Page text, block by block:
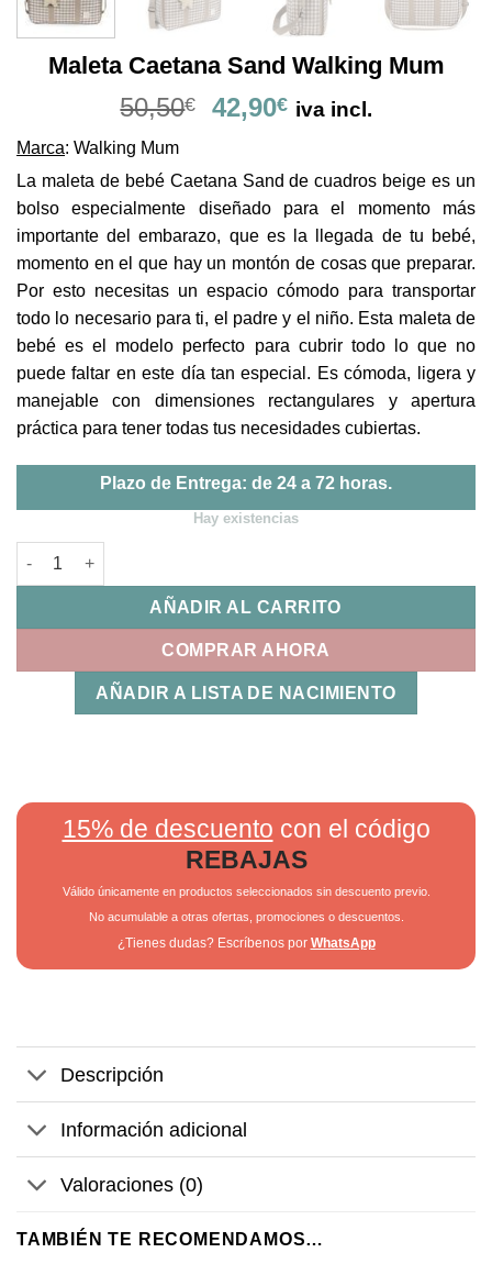
Maleta Caetana Sand Walking Mum
50,50€
El
era:
50,50€.
42,90€El
es:
42,90€.
iva incl.
Marca: Walking Mum
La maleta de bebé Caetana Sand de cuadros beige es un
bolso especialmente diseñado para el momento más
importante del embarazo, que es la llegada de tu bebé,
momento en el que hay un montón de cosas que preparar.
Por esto necesitas un espacio cómodo para transportar
todo lo necesario para ti, el padre y el niño. Esta maleta de
bebé es el modelo perfecto para cubrir todo lo que no
puede faltar en este día tan especial. Es cómoda, ligera y
manejable con dimensiones rectangulares y apertura
práctica para tener todas tus necesidades cubiertas.
Plazo de Entrega: de 24 a 72 horas.
Hay existencias
Maleta Caetana Sand Walking Mum cantidad
AÑADIR AL CARRITO
COMPRAR AHORA
AÑADIR A LISTA DE NACIMIENTO
15% de descuento con el código
REBAJAS
Válido únicamente en productos seleccionados sin descuento previo.
No acumulable a otras ofertas, promociones o descuentos.
¿Tienes dudas? Escríbenos por WhatsApp
Descripción
Información adicional
Valoraciones (0)
TAMBIÉN TE RECOMENDAMOS…